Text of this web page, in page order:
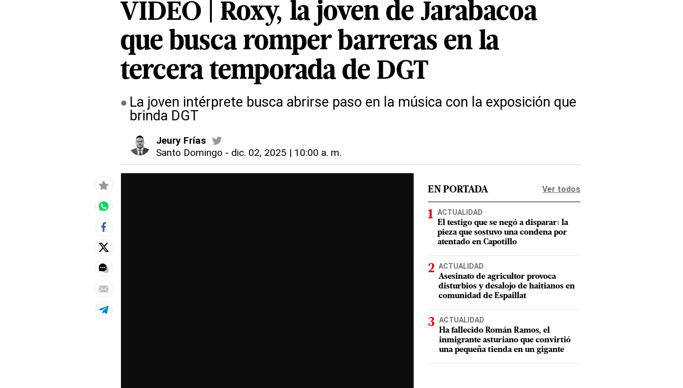
VIDEO | Roxy, la joven de Jarabacoa
que busca romper barreras en la
tercera temporada de DGT
La joven intérprete busca abrirse paso en la música con la exposición que
brinda DGT
Jeury Frías
Santo Domingo - dic. 02, 2025 | 10:00 a. m.
EN PORTADA Ver todos
ACTUALIDAD
El testigo que se negó a disparar: la
pieza que sostuvo una condena por
atentado en Capotillo
ACTUALIDAD
Asesinato de agricultor provoca
disturbios y desalojo de haitianos en
comunidad de Espaillat
ACTUALIDAD
Ha fallecido Román Ramos, el
inmigrante asturiano que convirtió
una pequeña tienda en un gigante